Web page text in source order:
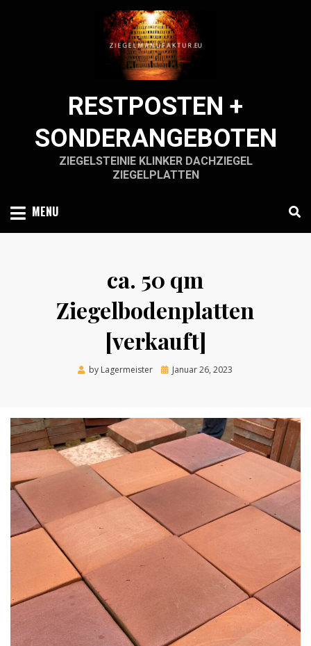
RESTPOSTEN +
SONDERANGEBOTEN
ZIEGELSTEINIE KLINKER DACHZIEGEL
ZIEGELPLATTEN
MENU
ca. 50 qm
Ziegelbodenplatten
[verkauft]
by Lagermeister
Posted
Januar 26, 2023